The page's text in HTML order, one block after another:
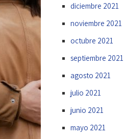
diciembre 2021
noviembre 2021
octubre 2021
septiembre 2021
agosto 2021
julio 2021
junio 2021
mayo 2021